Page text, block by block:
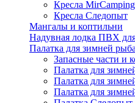
Кресла MirCamping
Кресла Следопыт
Мангалы и коптильни
Надувная лодка ПВХ
Палатка для зимней
Запасные части и
Палатка для
Палатка для
Палатка для